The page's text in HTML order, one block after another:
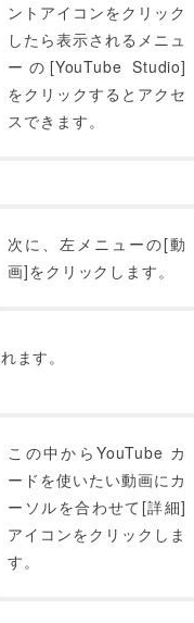
ントアイコンをクリック
したら表示されるメニュ
ーの[YouTube Studio]
をクリックするとアクセ
スできます。
次に、左メニューの[動
画]をクリックします。
ます。
この中からYouTube カ
ードを使いたい動画にカ
ーソルを合わせて[詳細]
アイコンをクリックしま
す。